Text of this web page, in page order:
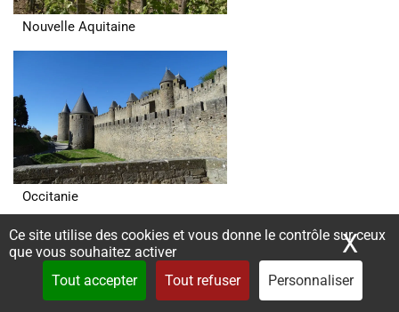
Ce site utilise des cookies et vous donne le contrôle sur ceux
que vous souhaitez activer
Tout accepter
Tout refuser Personnaliser
X
Nouvelle Aquitaine
Occitanie